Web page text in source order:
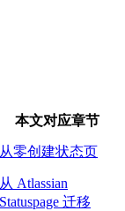
本文对应章节
从零创建状态页
从 Atlassian
Statuspage 迁移